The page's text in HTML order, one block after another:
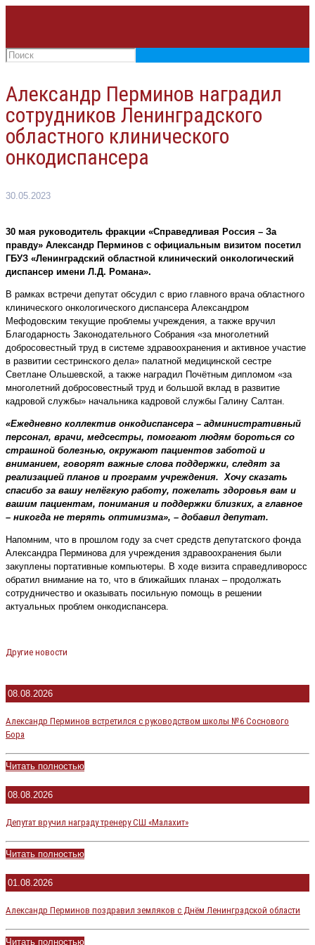
Александр Перминов наградил
сотрудников Ленинградского
областного клинического
онкодиспансера
30.05.2023
30 мая руководитель фракции «Справедливая Россия – За
правду» Александр Перминов с официальным визитом посетил
ГБУЗ «Ленинградский областной клинический онкологический
диспансер имени Л.Д. Романа».
В рамках встречи депутат обсудил с врио главного врача областного
клинического онкологического диспансера Александром
Мефодовским текущие проблемы учреждения, а также вручил
Благодарность Законодательного Собрания «за многолетний
добросовестный труд в системе здравоохранения и активное участие
в развитии сестринского дела» палатной медицинской сестре
Светлане Ольшевской, а также наградил Почётным дипломом «за
многолетний добросовестный труд и большой вклад в развитие
кадровой службы» начальника кадровой службы Галину Салтан.
«Ежедневно коллектив онкодиспансера – административный
персонал, врачи, медсестры, помогают людям бороться со
страшной болезнью, окружают пациентов заботой и
вниманием, говорят важные слова поддержки, следят за
реализацией планов и программ учреждения. Хочу сказать
спасибо за вашу нелёгкую работу, пожелать здоровья вам и
вашим пациентам, понимания и поддержки близких, а главное
– никогда не терять оптимизма», – добавил депутат.
Напомним, что в прошлом году за счет средств депутатского фонда
Александра Перминова для учреждения здравоохранения были
закуплены портативные компьютеры. В ходе визита справедливоросс
обратил внимание на то, что в ближайших планах – продолжать
сотрудничество и оказывать посильную помощь в решении
актуальных проблем онкодиспансера.
Другие новости
08.08.2026
Александр Перминов встретился с руководством школы №6 Соснового
Бора
Читать полностью
08.08.2026
Депутат вручил награду тренеру СШ «Малахит»
Читать полностью
01.08.2026
Александр Перминов поздравил земляков с Днём Ленинградской области
Читать полностью